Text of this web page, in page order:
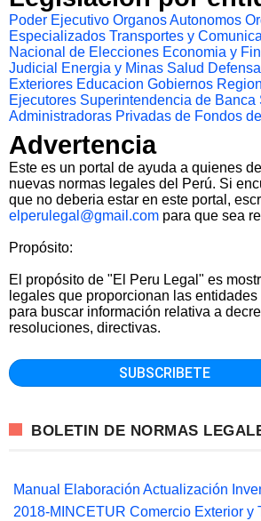
Poder Ejecutivo Organos Autonomos
Especializados Transportes y
Nacional de Elecciones Economia y
Judicial
Energia y Minas Salud Defensa
Exteriores Educacion Gobiernos
Ejecutores Superintendencia de Banca
Administradoras Privadas de Fondos
Advertencia
Este es un portal de ayuda a quienes
nuevas normas legales del Perú. Si
que no deberia estar en este portal,
elperulegal@gmail.com para que sea
Propósito:
El propósito de "El Peru Legal" es
legales que proporcionan las
para buscar información relativa a
resoluciones, directivas.
BOLETIN DE NORMAS
Manual Elaboración Actualización
2018-MINCETUR Comercio Exterior y